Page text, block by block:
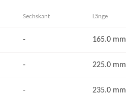
Sechskant Länge
- 165.0 mm
- 225.0 mm
- 235.0 mm